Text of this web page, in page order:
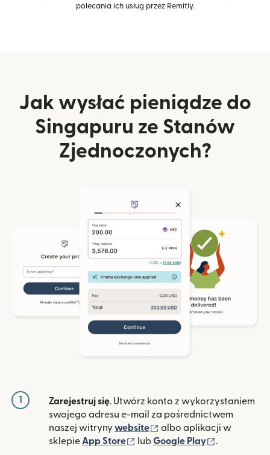
polecania ich usług przez Remitly.
Jak wysłać pieniądze do
Singapuru ze Stanów
Zjednoczonych?
1 Zarejestruj się. Utwórz konto z wykorzystaniem
swojego adresu e-mail za pośrednictwem
naszej witryny website (otwiera się w nowym
albo aplikacji w
sklepie App Store (otwiera się w nowym oknie)
lubGoogle Play .